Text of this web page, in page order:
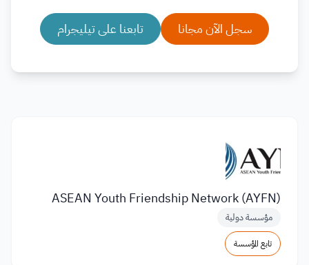
سجل الآن مجانا تابعنا على تيليجرام
ASEAN Youth Friendship Network (AYFN)
مؤسسة دولية
تابع المؤسسة